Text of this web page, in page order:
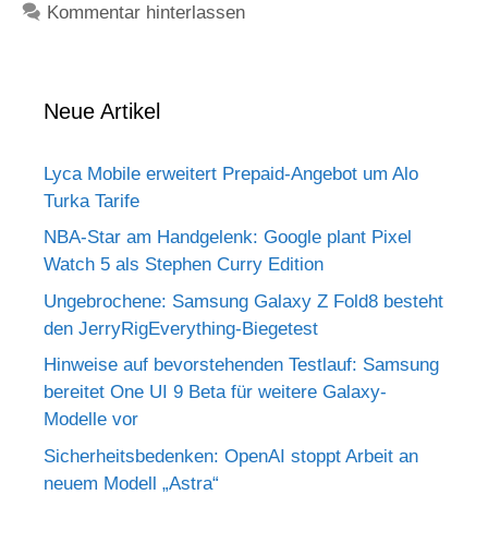
Kommentar hinterlassen
Neue Artikel
Lyca Mobile erweitert Prepaid-Angebot um Alo
Turka Tarife
NBA-Star am Handgelenk: Google plant Pixel
Watch 5 als Stephen Curry Edition
Ungebrochene: Samsung Galaxy Z Fold8 besteht
den JerryRigEverything-Biegetest
Hinweise auf bevorstehenden Testlauf: Samsung
bereitet One UI 9 Beta für weitere Galaxy-
Modelle vor
Sicherheitsbedenken: OpenAI stoppt Arbeit an
neuem Modell „Astra“